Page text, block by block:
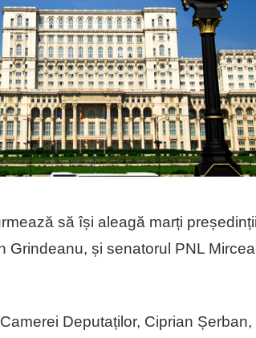
să își aleagă marți
Grindeanu, și senatorul PNL
Deputaților, Ciprian Șerban,